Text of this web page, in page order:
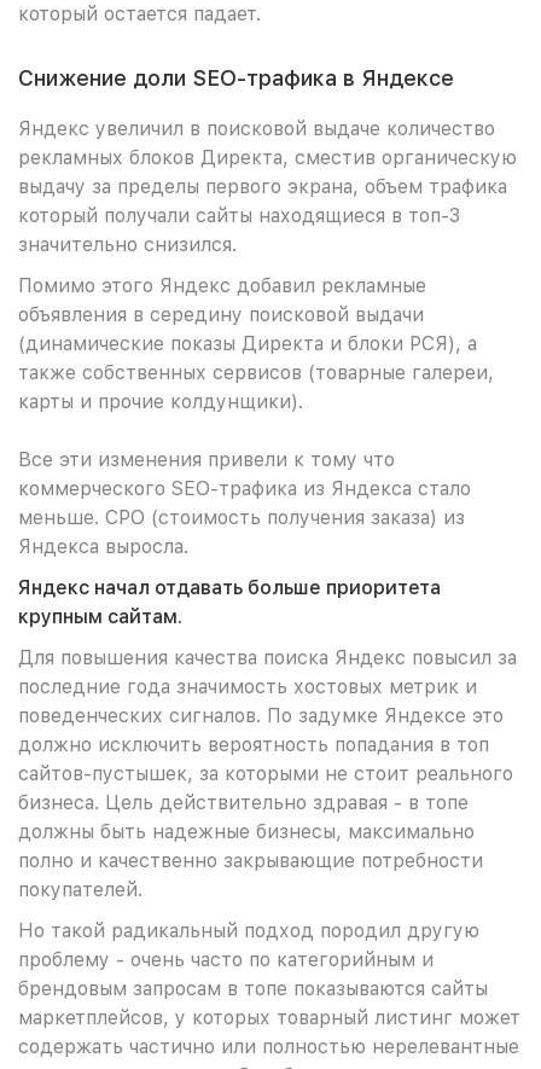
который остается падает.
Снижение доли SEO-трафика в Яндексе
Яндекс увеличил в поисковой выдаче количество
рекламных блоков Директа, сместив органическую
выдачу за пределы первого экрана, объем трафика
который получали сайты находящиеся в топ-3
значительно снизился.
Помимо этого Яндекс добавил рекламные
объявления в середину поисковой выдачи
(динамические показы Директа и блоки РСЯ), а
также собственных сервисов (товарные галереи,
карты и прочие колдунщики).
Все эти изменения привели к тому что
коммерческого SEO-трафика из Яндекса стало
меньше. CPO (стоимость получения заказа) из
Яндекса выросла.
Яндекс начал отдавать больше приоритета
крупным сайтам.
Для повышения качества поиска Яндекс повысил за
последние года значимость хостовых метрик и
поведенческих сигналов. По задумке Яндексе это
должно исключить вероятность попадания в топ
сайтов-пустышек, за которыми не стоит реального
бизнеса. Цель действительно здравая - в топе
должны быть надежные бизнесы, максимально
полно и качественно закрывающие потребности
покупателей.
Но такой радикальный подход породил другую
проблему - очень часто по категорийным и
брендовым запросам в топе показываются сайты
маркетплейсов, у которых товарный листинг может
содержать частично или полностью нерелевантные